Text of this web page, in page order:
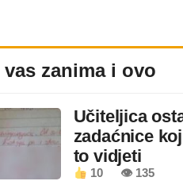
vas zanima i ovo
Učiteljica
zadaćnice
to vidjeti
10 👁 135